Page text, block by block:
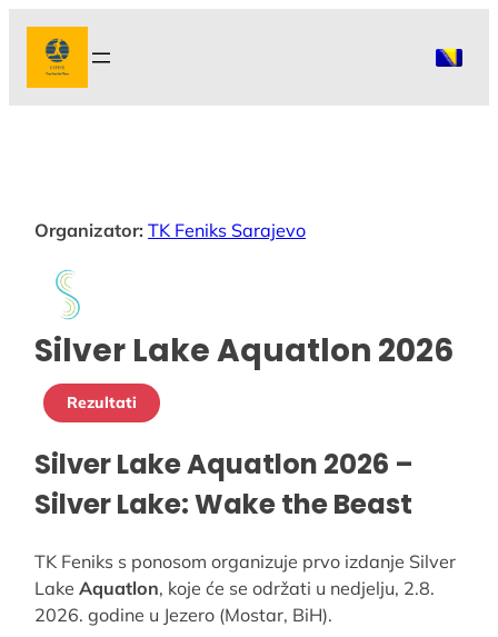
Idi
sadržaj
Organizator: TK Feniks Sarajevo
Silver Lake Aquatlon 2026
Rezultati
Silver Lake Aquatlon 2026 –
Silver Lake: Wake the Beast
TK Feniks s ponosom organizuje prvo izdanje Silver
LakeAquatlon, koje će se održati u nedjelju, 2.8.
2026. godine u Jezero (Mostar, BiH).